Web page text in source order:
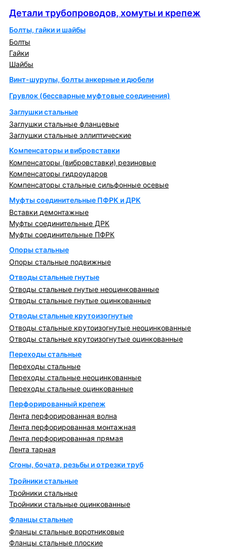
Детали трубопроводов, хомуты и крепеж
Болты, гайки и шайбы
Болты
Гайки
Шайбы
Винт-шурупы, болты анкерные и дюбели
Грувлок (бессварные муфтовые соединения)
Заглушки стальные
Заглушки стальные фланцевые
Заглушки стальные эллиптические
Компенсаторы и вибровставки
Компенсаторы (вибровставки) резиновые
Компенсаторы гидроударов
Компенсаторы стальные сильфонные осевые
Муфты соединительные ПФРК и ДРК
Вставки демонтажные
Муфты соединительные ДРК
Муфты соединительные ПФРК
Опоры стальные
Опоры стальные подвижные
Отводы стальные гнутые
Отводы стальные гнутые неоцинкованные
Отводы стальные гнутые оцинкованные
Отводы стальные крутоизогнутые
Отводы стальные крутоизогнутые неоцинкованные
Отводы стальные крутоизогнутые оцинкованные
Переходы стальные
Переходы стальные
Переходы стальные неоцинкованные
Переходы стальные оцинкованные
Перфорированный крепеж
Лента перфорированная волна
Лента перфорированная монтажная
Лента перфорированная прямая
Лента тарная
Сгоны, бочата, резьбы и отрезки труб
Тройники стальные
Тройники стальные
Тройники стальные оцинкованные
Фланцы стальные
Фланцы стальные воротниковые
Фланцы стальные плоские